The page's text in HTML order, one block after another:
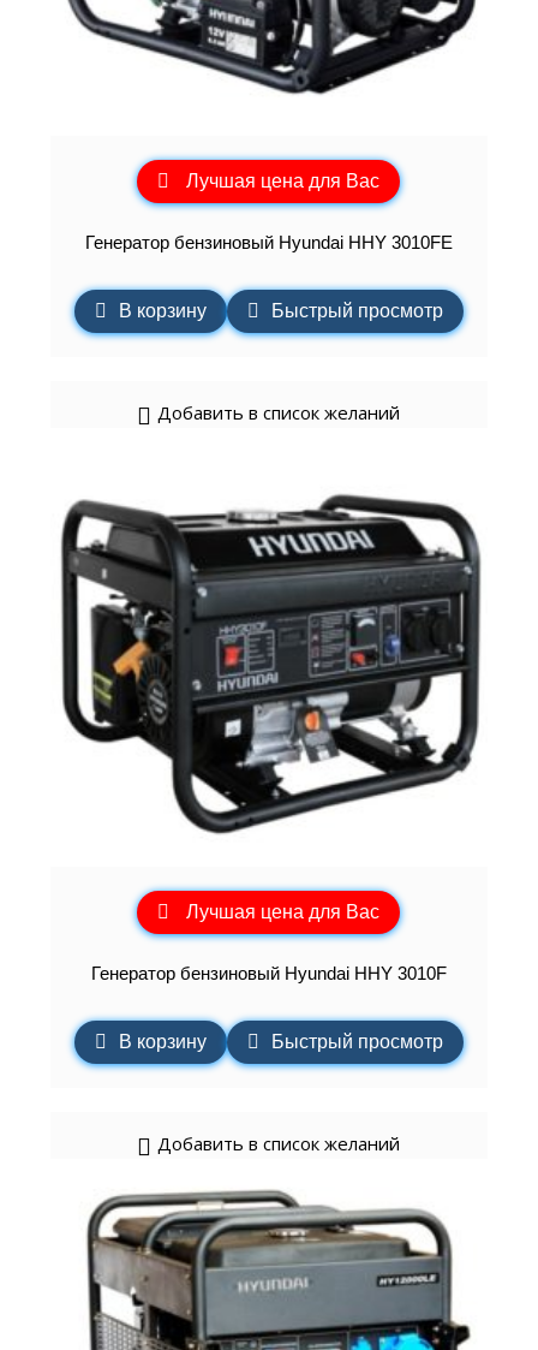
Лучшая цена для Вас
Генератор бензиновый Hyundai HHY 3010FE
В корзину Быстрый просмотр
Добавить в список желаний
Лучшая цена для Вас
Генератор бензиновый Hyundai HHY 3010F
В корзину Быстрый просмотр
Добавить в список желаний